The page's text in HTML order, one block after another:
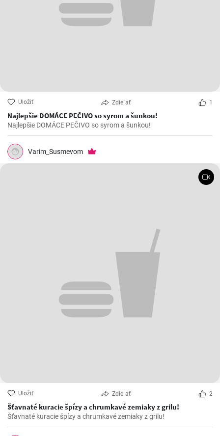
Uložiť Zdieľať 1
Najlepšie DOMÁCE PEČIVO so syrom a šunkou!
Najlepšie DOMÁCE PEČIVO so syrom a šunkou!
Varim_Susmevom
Uložiť Zdieľať 2
Šťavnaté kuracie špízy a chrumkavé zemiaky z grilu!
Šťavnaté kuracie špízy a chrumkavé zemiaky z grilu!